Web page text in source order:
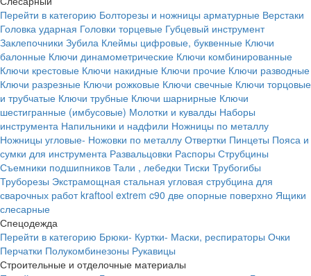
Перейти в категорию Болторезы и ножницы арматурные Верстаки
Головка ударная Головки торцевые Губцевый инструмент
Заклепочники Зубила Клеймы цифровые, буквенные Ключи
балонные Ключи динамометрические Ключи комбинированные
Ключи крестовые Ключи накидные Ключи прочие Ключи разводные
Ключи разрезные Ключи рожковые Ключи свечные Ключи торцовые
и трубчатые Ключи трубные Ключи шарнирные Ключи
шестигранные (имбусовые) Молотки и кувалды Наборы
инструмента Напильники и надфили Ножницы по металлу
Ножницы угловые- Ножовки по металлу Отвертки Пинцеты Пояса и
сумки для инструмента Развальцовки Распоры Струбцины
Съемники подшипников Тали , лебедки Тиски Трубогибы
Труборезы Экстрамощная стальная угловая струбцина для
сварочных работ kraftool extrem c90 две опорные поверхно Ящики
слесарные
Спецодежда
Перейти в категорию Брюки- Куртки- Маски, респираторы Очки
Перчатки Полукомбинезоны Рукавицы
Строительные и отделочные материалы